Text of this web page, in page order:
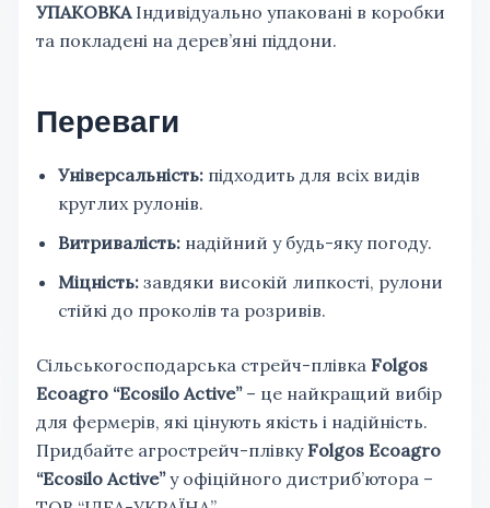
УПАКОВКАІндивідуально упаковані в коробки
та покладені на дерев’яні піддони.
Переваги
Універсальність:підходить для всіх видів
круглих рулонів.
Витривалість:надійний у будь-яку погоду.
Міцність:завдяки високій липкості, рулони
стійкі до проколів та розривів.
Сільськогосподарська стрейч-плівка Folgos
Ecoagro “Ecosilo Active”– це найкращий вибір
для фермерів, які цінують якість і надійність.
Придбайте агрострейч-плівку Folgos Ecoagro
“Ecosilo Active”у офіційного дистриб’ютора –